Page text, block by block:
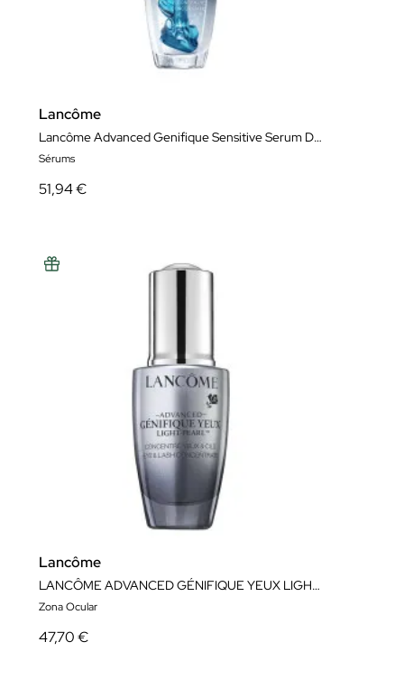
Lancôme
Lancôme Advanced Genifique Sensitive Serum Doble Concentrado 20ml
Sérums
51,94 €
Lancôme
LANCÔME ADVANCED GÉNIFIQUE YEUX LIGHT-PEARL SÉRUM PARA OJOS Y PESTAÑAS 20 ML
Zona Ocular
47,70 €